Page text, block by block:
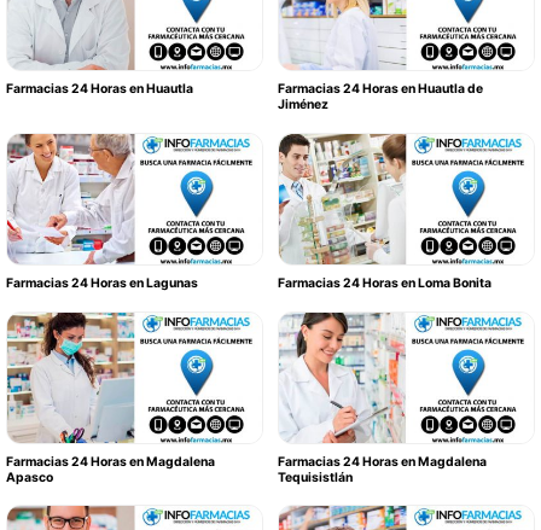
Farmacias 24 Horas en Huautla
Farmacias 24 Horas en Huautla de
Jiménez
Farmacias 24 Horas en Lagunas Farmacias 24 Horas en Loma Bonita
Farmacias 24 Horas en Magdalena
Apasco
Farmacias 24 Horas en Magdalena
Tequisistlán